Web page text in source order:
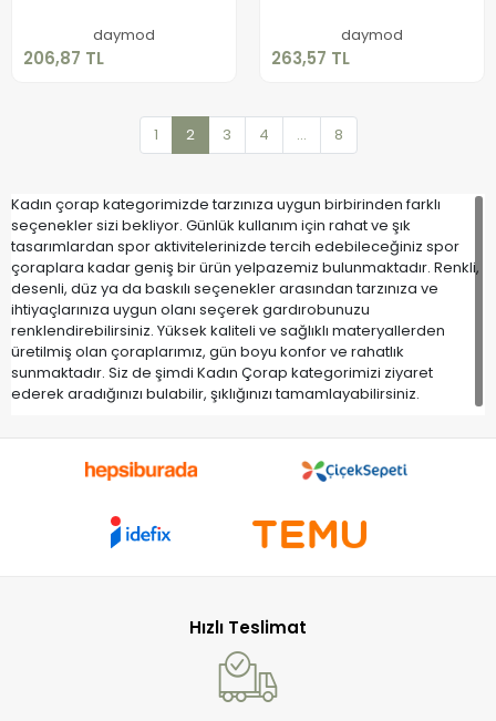
daymod
206,87 TL
daymod
263,57 TL
1 2 3 4 ... 8
Kadın çorap kategorimizde tarzınıza uygun birbirinden farklı
seçenekler sizi bekliyor. Günlük kullanım için rahat ve şık
tasarımlardan spor aktivitelerinizde tercih edebileceğiniz spor
çoraplara kadar geniş bir ürün yelpazemiz bulunmaktadır. Renkli,
desenli, düz ya da baskılı seçenekler arasından tarzınıza ve
ihtiyaçlarınıza uygun olanı seçerek gardırobunuzu
renklendirebilirsiniz. Yüksek kaliteli ve sağlıklı materyallerden
üretilmiş olan çoraplarımız, gün boyu konfor ve rahatlık
sunmaktadır. Siz de şimdi Kadın Çorap kategorimizi ziyaret
ederek aradığınızı bulabilir, şıklığınızı tamamlayabilirsiniz.
Hızlı Teslimat